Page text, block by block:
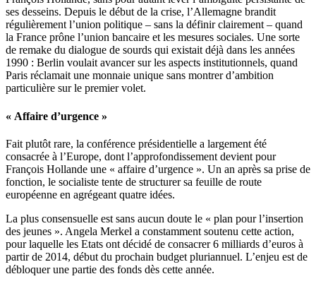
ses desseins. Depuis le début de la crise, l’Allemagne brandit
régulièrement l’union politique – sans la définir clairement – quand
la France prône l’union bancaire et les mesures sociales. Une sorte
de remake du dialogue de sourds qui existait déjà dans les années
1990 : Berlin voulait avancer sur les aspects institutionnels, quand
Paris réclamait une monnaie unique sans montrer d’ambition
particulière sur le premier volet.
« Affaire d’urgence »
Fait plutôt rare, la conférence présidentielle a largement été
consacrée à l’Europe, dont l’approfondissement devient pour
François Hollande une « affaire d’urgence ». Un an après sa prise de
fonction, le socialiste tente de structurer sa feuille de route
européenne en agrégeant quatre idées.
La plus consensuelle est sans aucun doute le « plan pour l’insertion
des jeunes ». Angela Merkel a constamment soutenu cette action,
pour laquelle les Etats ont décidé de consacrer 6 milliards d’euros à
partir de 2014, début du prochain budget pluriannuel. L’enjeu est de
débloquer une partie des fonds dès cette année.